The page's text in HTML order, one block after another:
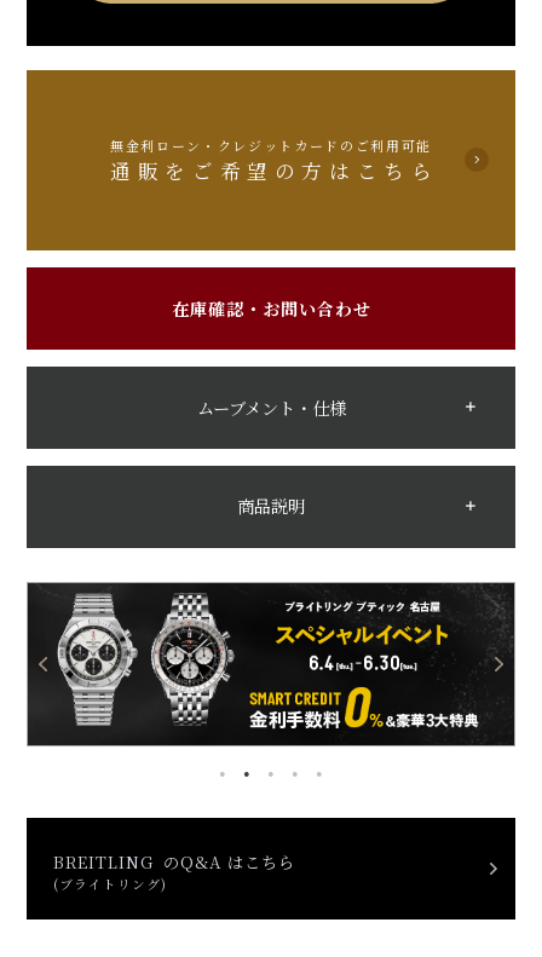
無金利ローン・クレジットカードのご利用可能
通販をご希望の方はこちら
在庫確認・お問い合わせ
ムーブメント・仕様
商品説明
BREITLING のQ&A はこちら
(ブライトリング)